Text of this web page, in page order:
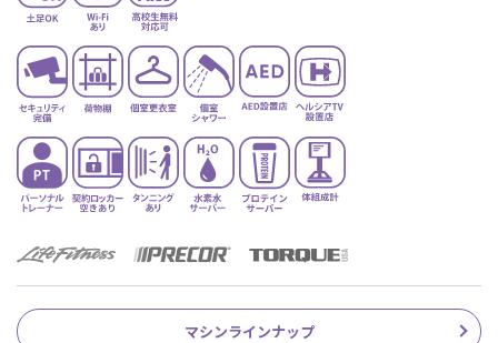
マシンラインナップ